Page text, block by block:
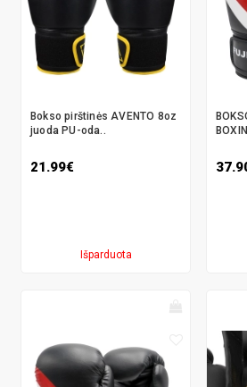
Bokso pirštinės AVENTO 8oz
juoda PU-oda..
21.99€
Išparduota